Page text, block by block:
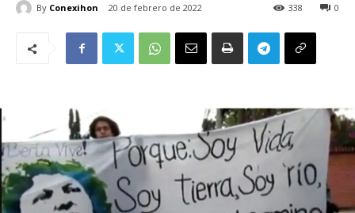
By Conexihon 20 de febrero de 2022 0
338